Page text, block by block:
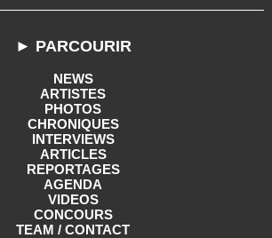
► PARCOURIR
NEWS
ARTISTES
PHOTOS
CHRONIQUES
INTERVIEWS
ARTICLES
REPORTAGES
AGENDA
VIDEOS
CONCOURS
TEAM / CONTACT